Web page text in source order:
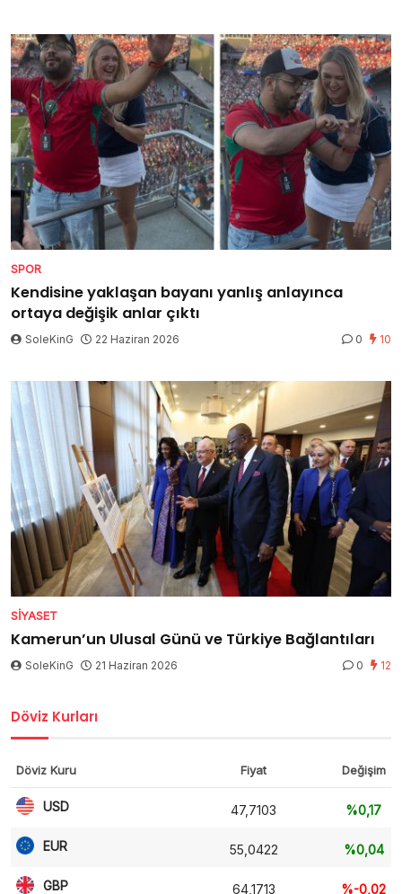
SPOR
Kendisine yaklaşan bayanı yanlış anlayınca
ortaya değişik anlar çıktı
SoleKinG 22 Haziran 2026 0 10
SIYASET
Kamerun’un Ulusal Günü ve Türkiye Bağlantıları
SoleKinG 21 Haziran 2026 0 12
Döviz Kurları
Döviz Kuru Fiyat Değişim
USD 47,7103 %0,17
EUR 55,0422 %0,04
GBP 64,1713 %-0,02